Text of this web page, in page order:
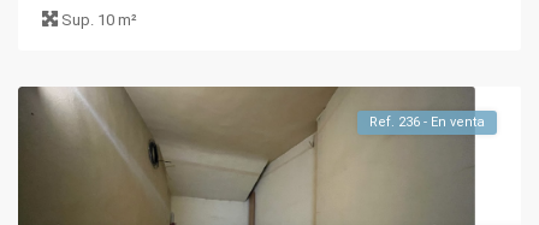
Sup. 10 m²
Ref. 236 - En venta